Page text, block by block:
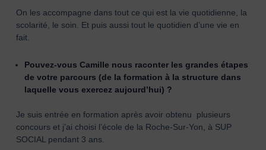
On les accompagne dans tout ce qui est la vie quotidienne, la
scolarité, le soin. Et puis aussi tout le quotidien d’une vie en
fait.
Pouvez-vous Camille nous raconter les grandes étapes
de votre parcours (de la formation à la structure dans
laquelle vous exercez aujourd’hui) ?
Je suis entrée en formation après avoir obtenu plusieurs
concours et j’ai choisi l’école de la Roche-Sur-Yon, à SUP
SOCIAL pendant 3 ans.